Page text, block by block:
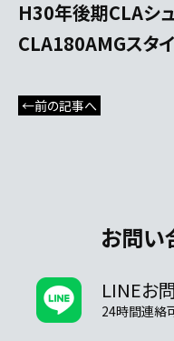
H30年後期CLAシ
CLA180AMGスタ
←前の記事へ
お問い
LINEお
24時間連絡